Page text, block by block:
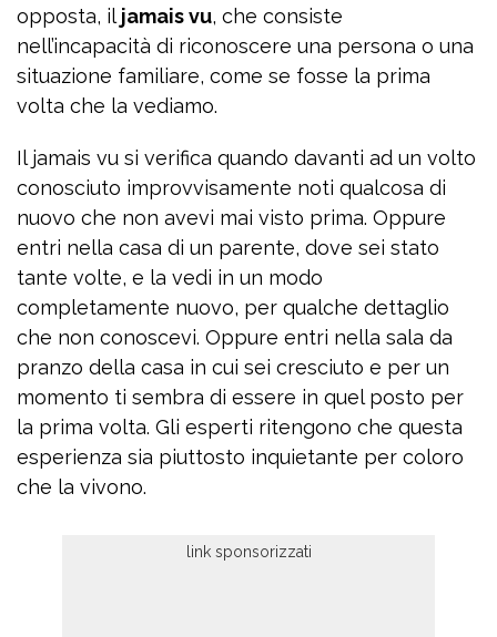
opposta, iljamais vu, che consiste
nell’incapacità di riconoscere una persona o una
situazione familiare, come se fosse la prima
volta che la vediamo.
Il jamais vu si verifica quando davanti ad un volto
conosciuto improvvisamente noti qualcosa di
nuovo che non avevi mai visto prima. Oppure
entri nella casa di un parente, dove sei stato
tante volte, e la vedi in un modo
completamente nuovo, per qualche dettaglio
che non conoscevi. Oppure entri nella sala da
pranzo della casa in cui sei cresciuto e per un
momento ti sembra di essere in quel posto per
la prima volta. Gli esperti ritengono che questa
esperienza sia piuttosto inquietante per coloro
che la vivono.